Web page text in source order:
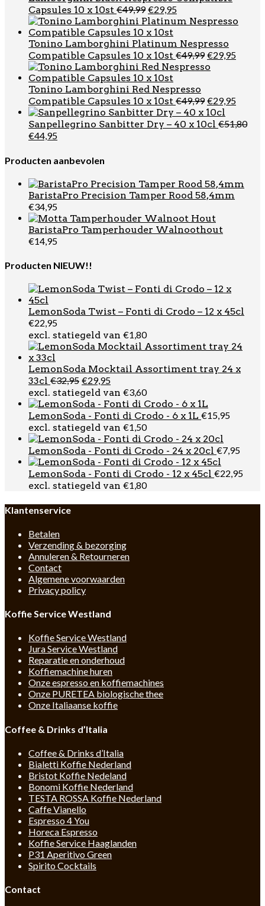
Capsules 10 x 10st €49,99 Oorspronkelijke
prijs
was:
€49,99.
€29,95Huidige
prijs
€29,95.
Tonino Lamborghini Platinum Nespresso
Compatible Capsules 10 x 10st €49,99
prijs
€29,95
Tonino Lamborghini Red Nespresso
Compatible Capsules 10 x 10st €49,99
prijs
was:
€29,95
is:
Sanpellegrino Sanbitter Dry – 40 x 10cl €51,80
Oorspronkelijke
was:
€44,95Huidige
is:
Producten aanbevolen
BaristaPro Precision Tamper Rood 58,4mm
€34,95
BaristaPro Tamperhouder Walnoothout
€14,95
Producten NIEUW!!
LemonSoda Twist – Fonti di Crodo – 12 x 45cl
€22,95
excl. statiegeld van €1,80
LemonSoda Mocktail Assortiment tray 24 x
33cl €32,95 Oorspronkelijke
prijs
was:
€32,95.
€29,95Huidige
prijs
is:
€29,95.
excl. statiegeld van €3,60
LemonSoda - Fonti di Crodo - 6 x 1L €15,95
excl. statiegeld van €1,50
LemonSoda - Fonti di Crodo - 24 x 20cl €7,95
LemonSoda - Fonti di Crodo - 12 x 45cl €22,95
excl. statiegeld van €1,80
Klantenservice
Betalen
Verzending & bezorging
Annuleren & Retourneren
Contact
Algemene voorwaarden
Privacy policy
Koffie Service Westland
Koffie Service Westland
Jura Service Westland
Reparatie en onderhoud
Koffiemachine huren
Onze espresso en koffiemachines
Onze PURETEA biologische thee
Onze Italiaanse koffie
Coffee & Drinks d’Italia
Coffee & Drinks d’Italia
Bialetti Koffie Nederland
Bristot Koffie Nedeland
Bonomi Koffie Nederland
TESTA ROSSA Koffie Nederland
Caffe Vianello
Espresso 4 You
Horeca Espresso
Koffie Service Haaglanden
P31 Aperitivo Green
Spirito Cocktails
Contact